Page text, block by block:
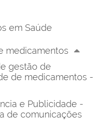
em Saúde
medicamentos
gestão de
de medicamentos -
e Publicidade -
de comunicações